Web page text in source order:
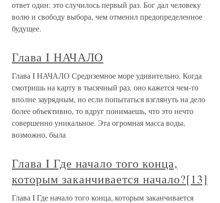
ответ один: это случилось первый раз. Бог дал человеку
волю и свободу выбора, чем отменил предопределенное
будущее.
Глава I НАЧАЛО
Глава I НАЧАЛО Средиземное море удивительно. Когда
смотришь на карту в тысячный раз, оно кажется чем-то
вполне заурядным, но если попытаться взглянуть на дело
более объективно, то вдруг понимаешь, что это нечто
совершенно уникальное. Эта огромная масса воды,
возможно, была
Глава I Где начало того конца,
которым заканчивается начало?[13]
Глава I Где начало того конца, которым заканчивается